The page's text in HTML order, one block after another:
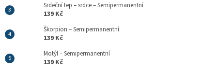
Srdeční tep – srdce – Semipermanentní
139 Kč
Škorpion – Semipermanentní
139 Kč
Motýl – Semipermanentní
139 Kč